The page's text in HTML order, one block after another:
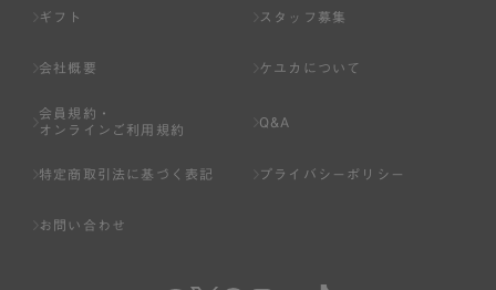
ギフト スタッフ募集
会社概要 ケユカについて
会員規約・
オンラインご利用規約
Q&A
特定商取引法に基づく表記 プライバシーポリシー
お問い合わせ